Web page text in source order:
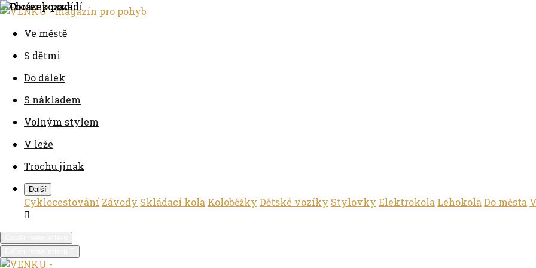
Ve městě
S dětmi
Do dálek
S nákladem
Volným stylem
V leže
Trochu jinak
Další
Cyklocestování Závody Skládací kola Koloběžky Dětské vozíky Stylovky Elektrokola Lehokola Do města